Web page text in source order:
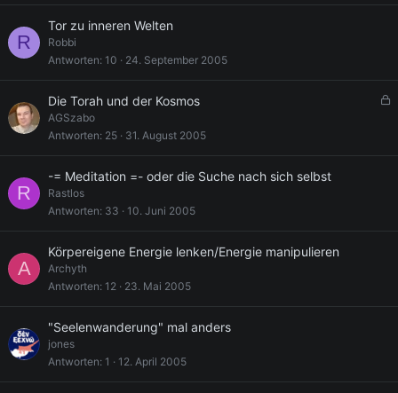
R
Tor zu inneren Welten
Robbi
Antworten 10 24. September 2005
G
Die Torah und der Kosmos
AGSzabo
Antworten 25 31. August 2005
R
-= Meditation =- oder die Suche nach sich selbst
Rastlos
Antworten 33 10. Juni 2005
A
Körpereigene Energie lenken/Energie manipulieren
Archyth
Antworten 12 23. Mai 2005
"Seelenwanderung" mal anders
jones
Antworten 1 12. April 2005